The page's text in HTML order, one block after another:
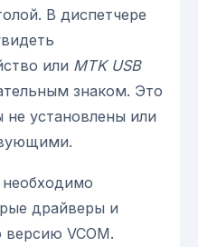
В диспетчере
или MTK USB
знаком. Это
не установлены или
драйверы и
версию VCOM.